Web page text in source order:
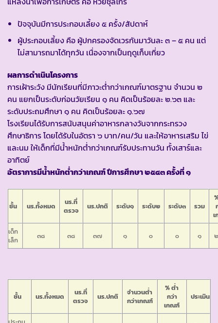
ปัจจุบันมีการประกอบเลี้ยง ๕ ครั้ง/สัปดาห์
ผู้ประกอบเลี้ยง คือ ผู้ปกครองจัดเวรกันมาวันละ ๓ – ๕ คน แต่
ไม่สามารถมาได้ทุกวัน เนื่องจากเป็นฤดูเก็บเกี่ยว
ผลการดำเนินโครงการ
การเฝ้าระวัง มีนักเรียนที่มีภาวะต่ำกว่าเกณฑ์มาตรฐาน จำนวน ๒
คน แยกเป็นระดับก่อนวัยเรียน ๑ คน คิดเป็นร้อยละ ๒.๖๓ และ
ระดับประถมศึกษา ๑ คน คิดเป็นร้อยละ ๑.๖๗
โรงเรียนได้รับการสนับสนุนค่าอาหารกลางวันจากกระทรวง
ศึกษาธิการ โดยได้รับในอัตรา ๖ บาท/คน/วัน และให้อาหารเสริม ไข่
และนม ให้เด็กที่มีน้ำหนักต่ำกว่าเกณฑ์รับประทานวัน ทั้งเสาร์และ
อาทิตย์
อัตราการมีน้ำหนักต่ำกว่าเกณฑ์ ปีการศึกษา ๒๕๔๓ ครั้งที่ ๑
ชั้น นร.ทั้งหมด
นร.ที่
ตรวจ
นร.ปกติ ระดับ๑ ระดับ๒ ระดับ๓ รวม
เด็ก
เล็ก
๓๘ ๓๘ ๓๗ ๑ ๐ ๐ ๑
ชั้น นร.ทั้งหมด
นร.ที่
ตรวจ
นร.ปกติ
จำนวนต่ำ
กว่าเกณฑ์
% ต่ำ
กว่า
เกณฑ์
ประเมิน